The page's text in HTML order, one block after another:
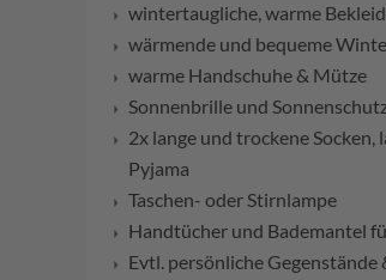
wintertaugliche, warme
wärmende und bequeme
warme Handschuhe & Mütze
Sonnenbrille und
2x lange und trockene Socken,
Pyjama
Taschen- oder Stirnlampe
Handtücher und Bademantel
Evtl. persönliche Gegenstände